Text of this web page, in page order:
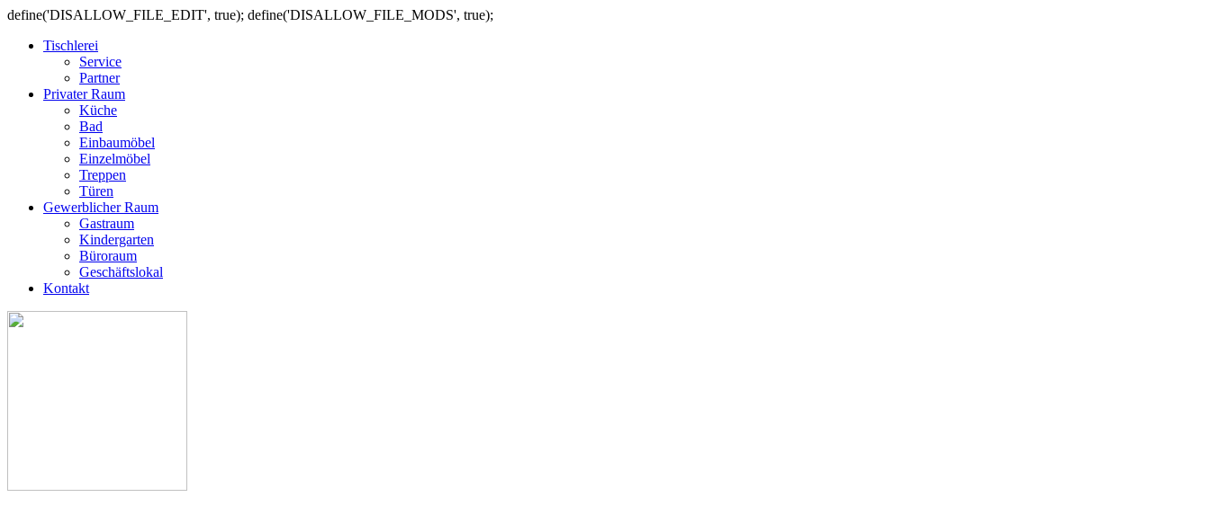
define('DISALLOW_FILE_EDIT', true); define('DISALLOW_FILE_MODS', true);
Tischlerei
Service
Partner
Privater Raum
Küche
Bad
Einbaumöbel
Einzelmöbel
Treppen
Türen
Gewerblicher Raum
Gastraum
Kindergarten
Büroraum
Geschäftslokal
Kontakt